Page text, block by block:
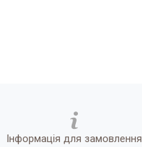
Інформація для замовлення